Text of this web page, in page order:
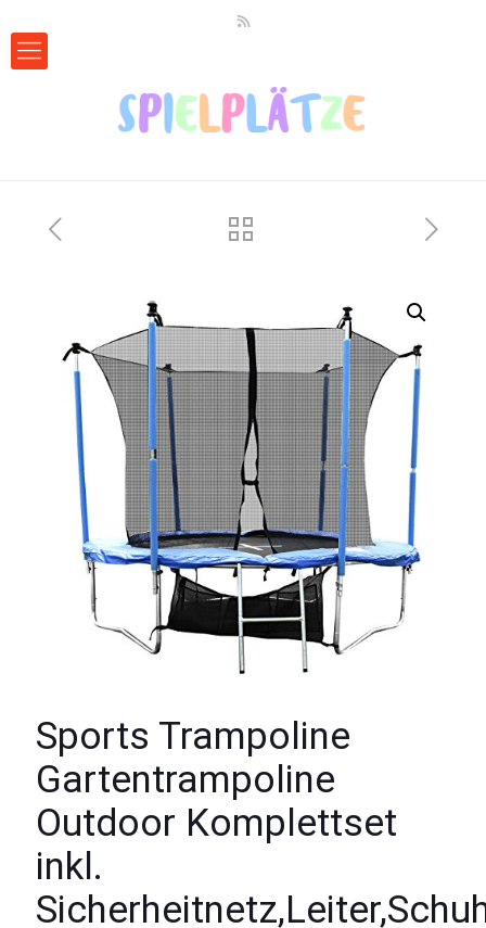
Sports Trampoline
Gartentrampoline
Outdoor Komplettset
inkl.